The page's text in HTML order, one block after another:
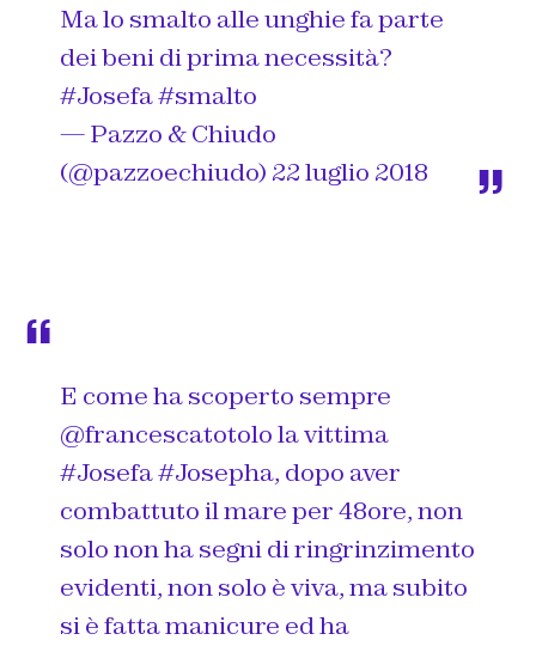
Ma lo smalto alle unghie fa parte
dei beni di prima necessità?
#Josefa#smalto
— Pazzo & Chiudo
(@pazzoechiudo) 22 luglio 2018
E come ha scoperto sempre
@francescatotolola vittima
#Josefa#Josepha, dopo aver
combattuto il mare per 48ore, non
solo non ha segni di ringrinzimento
evidenti, non solo è viva, ma subito
si è fatta manicure ed ha